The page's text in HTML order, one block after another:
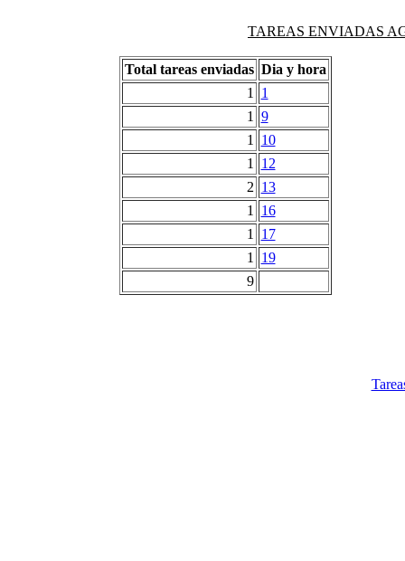
TAREAS ENVIADAS
Total tareas enviadas Dia y hora
1
1
1
9
1
10
1
12
2 13
1
16
1
17
1
19
9